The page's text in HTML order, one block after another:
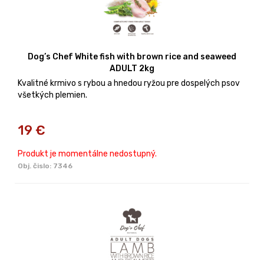
Dog’s Chef White fish with brown rice and seaweed
ADULT 2kg
Kvalitné krmivo s rybou a hnedou ryžou pre dospelých psov
všetkých plemien.
19 €
Produkt je momentálne nedostupný.
Obj. čislo: 7346